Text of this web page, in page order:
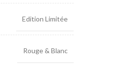
Edition Limitée
Rouge & Blanc